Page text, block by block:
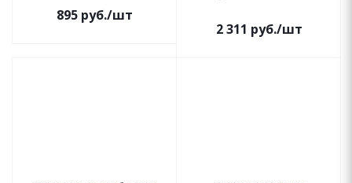
895 руб./шт
2 311 руб./шт